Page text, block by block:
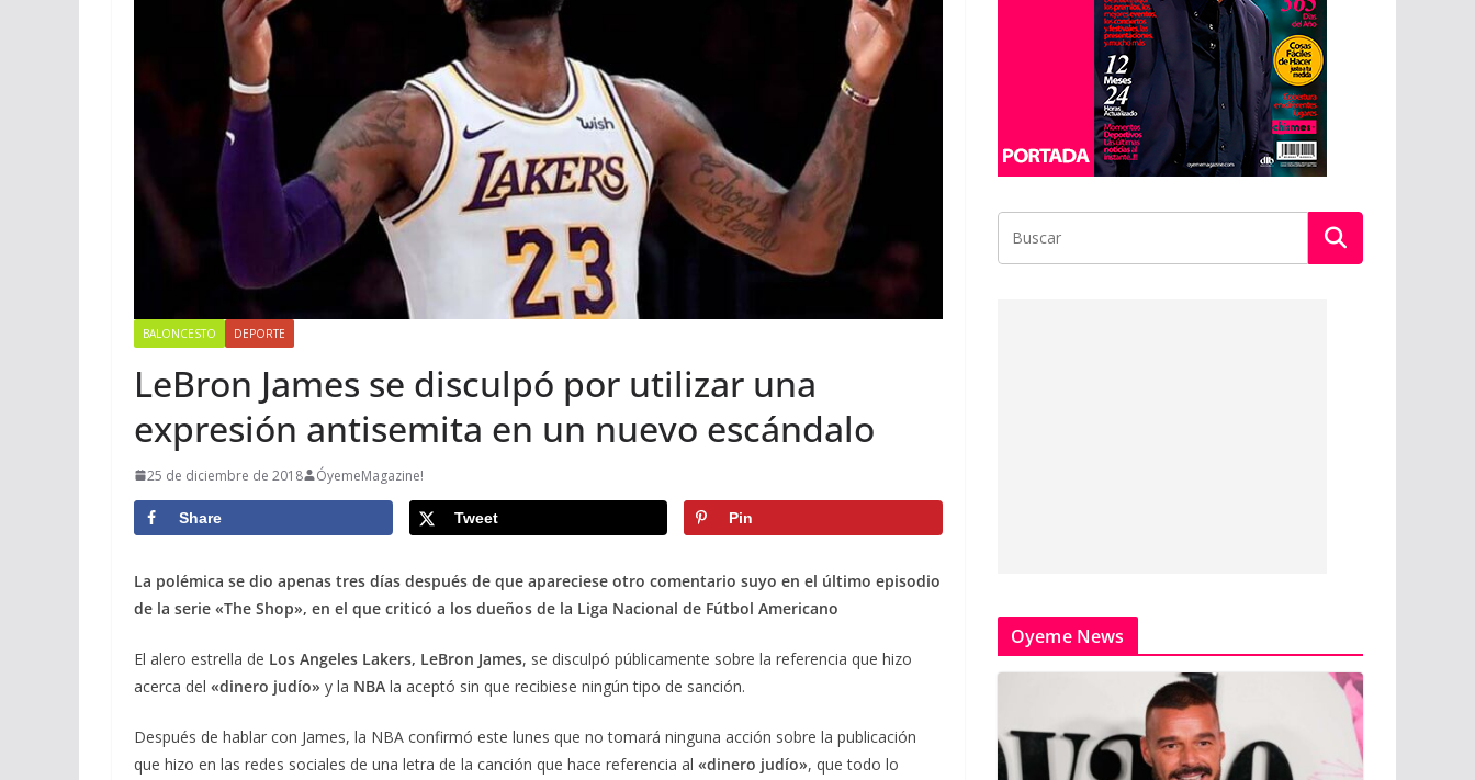
BALONCESTO DEPORTE
LeBron James se disculpó por utilizar una
expresión antisemita en un nuevo escándalo
25 de diciembre de 2018 ÓyemeMagazine!
Share Tweet Pin
La polémica se dio apenas tres días después de que apareciese otro comentario suyo en el último episodio
de la serie «The Shop», en el que criticó a los dueños de la Liga Nacional de Fútbol Americano
El alero estrella de Los Angeles Lakers, LeBron James, se disculpó públicamente sobre la referencia que hizo
acerca del «dinero judío» y la NBA la aceptó sin que recibiese ningún tipo de sanción.
Después de hablar con James, la NBA confirmó este lunes que no tomará ninguna acción sobre la publicación
que hizo en las redes sociales de una letra de la canción que hace referencia al «dinero judío», que todo lo
Oyeme News